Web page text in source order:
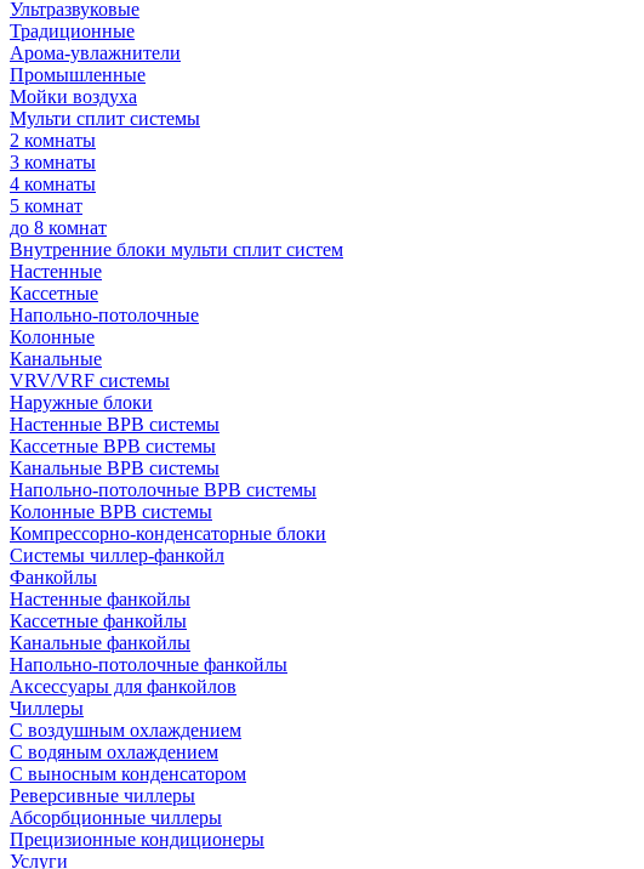
Ультразвуковые
Традиционные
Арома-увлажнители
Промышленные
Мойки воздуха
Мульти сплит системы
2 комнаты
3 комнаты
4 комнаты
5 комнат
до 8 комнат
Внутренние блоки мульти сплит систем
Настенные
Кассетные
Напольно-потолочные
Колонные
Канальные
VRV/VRF системы
Наружные блоки
Настенные ВРВ системы
Кассетные ВРВ системы
Канальные ВРВ системы
Напольно-потолочные ВРВ системы
Колонные ВРВ системы
Компрессорно-конденсаторные блоки
Системы чиллер-фанкойл
Фанкойлы
Настенные фанкойлы
Кассетные фанкойлы
Канальные фанкойлы
Напольно-потолочные фанкойлы
Аксессуары для фанкойлов
Чиллеры
С воздушным охлаждением
С водяным охлаждением
С выносным конденсатором
Реверсивные чиллеры
Абсорбционные чиллеры
Прецизионные кондиционеры
Услуги